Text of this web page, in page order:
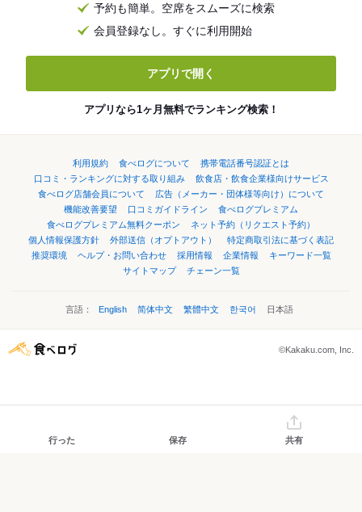
予約も簡単。空席をスムーズに検索
会員登録なし。すぐに利用開始
アプリで開く
アプリなら1ヶ月無料でランキング検索！
利用規約 食べログについて
携帯電話番号認証とは
口コミ・ランキングに対する取り組み
飲食店・飲食企業様向けサービス
食べログ店舗会員について
広告（メーカー・団体様等向け）について
機能改善要望
口コミガイドライン
食べログプレミアム
食べログプレミアム無料クーポン
ネット予約（リクエスト予約）
個人情報保護方針
外部送信（オプトアウト）
特定商取引法に基づく表記
推奨環境
ヘルプ・お問い合わせ 採用情報 企業情報
キーワード一覧
サイトマップ
チェーン一覧
言語： English 简体中文 繁體中文 한국어 日本語
©Kakaku.com, Inc.
行った 保存 共有